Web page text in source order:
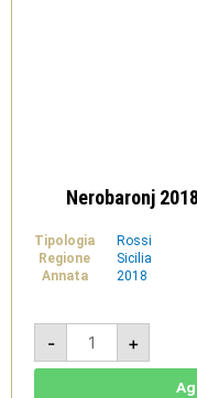
Nerobaronj
Tipologia
Rossi
Regione
Sicilia
Annata
2018
-
Nerobaronj
2018
-
Terre
+